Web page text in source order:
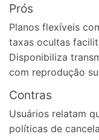
Prós
Planos flexíveis
taxas ocultas
Disponibiliza
com reprodução
Contras
Usuários relatam
políticas de